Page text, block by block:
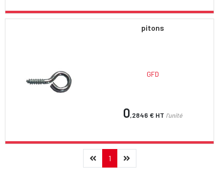
pitons
GFD
0,2846 € HT l'unité
Précédent
1(current)Suivant